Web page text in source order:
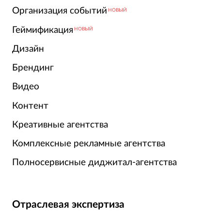
Организация событий НОВЫЙ
Геймификация НОВЫЙ
Дизайн
Брендинг
Видео
Контент
Креативные агентства
Комплексные рекламные агентства
Полносервисные диджитал-агентства
Отраслевая экспертиза